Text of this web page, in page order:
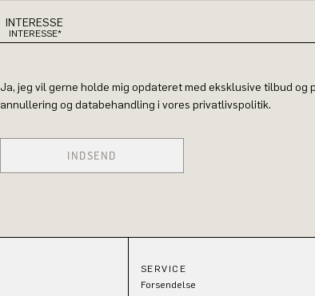
INTERESSE
Ja, jeg vil gerne holde mig opdateret med eksklusive tilbud og
annullering og databehandling i vores privatlivspolitik.
INDSEND
SERVICE
Forsendelse